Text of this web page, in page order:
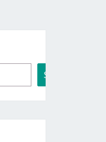
Search